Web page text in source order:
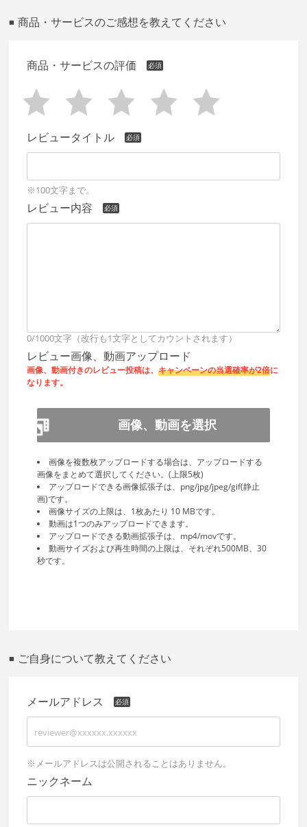
■ 商品・サービスのご感想を教えてください
商品・サービスの評価
レビュータイトル
※100文字まで。
レビュー内容
0/1000文字（改行も1文字としてカウントされます）
レビュー画像、動画アップロード
画像、動画付きのレビュー投稿は、 キャンペーンの当選確率が2倍に
なります。
画像、動画を選択
画像を複数枚アップロードする場合は、アップロードする
画像をまとめて選択してください。(上限5枚)
アップロードできる画像拡張子は、png/jpg/jpeg/gif(静止
画)です。
画像サイズの上限は、1枚あたり 10 MBです。
動画は1つのみアップロードできます。
アップロードできる動画拡張子は、mp4/movです。
動画サイズおよび再生時間の上限は、それぞれ500MB、30
秒です。
■ ご自身について教えてください
メールアドレス
※メールアドレスは公開されることはありません。
ニックネーム